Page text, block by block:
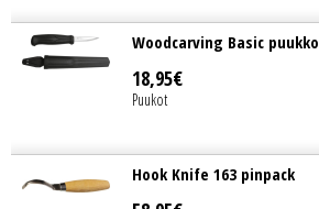
Woodcarving Basic puukko
18,95€
Puukot
Hook Knife 163 pinpack